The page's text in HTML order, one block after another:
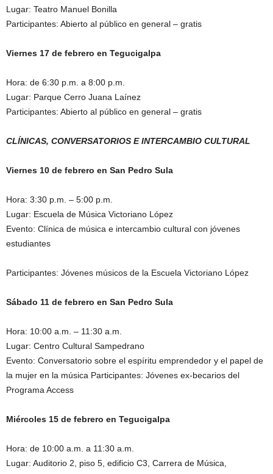
Lugar: Teatro Manuel Bonilla
Participantes: Abierto al público en general – gratis
Viernes 17 de febrero en Tegucigalpa
Hora: de 6:30 p.m. a 8:00 p.m.
Lugar: Parque Cerro Juana Laínez
Participantes: Abierto al público en general – gratis
CLÍNICAS, CONVERSATORIOS E INTERCAMBIO CULTURAL
Viernes 10 de febrero en San Pedro Sula
Hora: 3:30 p.m. – 5:00 p.m.
Lugar: Escuela de Música Victoriano López
Evento: Clínica de música e intercambio cultural con jóvenes
estudiantes
Participantes: Jóvenes músicos de la Escuela Victoriano López
Sábado 11 de febrero en San Pedro Sula
Hora: 10:00 a.m. – 11:30 a.m.
Lugar: Centro Cultural Sampedrano
Evento: Conversatorio sobre el espíritu emprendedor y el papel de
la mujer en la música Participantes: Jóvenes ex-becarios del
Programa Access
Miércoles 15 de febrero en Tegucigalpa
Hora: de 10:00 a.m. a 11:30 a.m.
Lugar: Auditorio 2, piso 5, edificio C3, Carrera de Música,